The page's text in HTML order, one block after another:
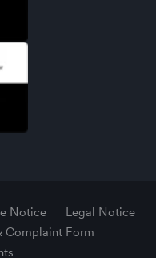
Notice
Legal Notice
Complaint Form